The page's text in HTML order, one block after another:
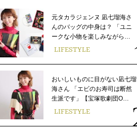
元タカラジェンヌ 凪七瑠海さ
んのバッグの中身は？ 「ユニ
ークな小物を楽しみながら…
LIFESTYLE
おいしいものに目がない凪七瑠
海さん 「エビのお寿司は断然
生派です」【宝塚歌劇団O…
LIFESTYLE